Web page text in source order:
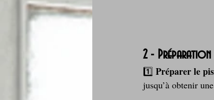
2 - Préparation
1️⃣ Préparer le
jusqu’à obtenir